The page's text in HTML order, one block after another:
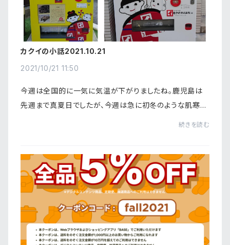
カクイの小話2021.10.21
2021/10/21 11:50
今週は全国的に一気に気温が下がりましたね。鹿児島は
先週まで真夏日でしたが、今週は急に初冬のような肌寒さ
続きを読む